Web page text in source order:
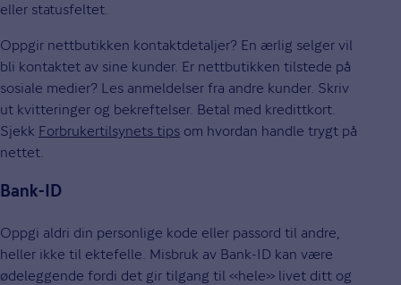
eller statusfeltet.
Oppgir nettbutikken kontaktdetaljer? En ærlig selger vil
bli kontaktet av sine kunder. Er nettbutikken tilstede på
sosiale medier? Les anmeldelser fra andre kunder. Skriv
ut kvitteringer og bekreftelser. Betal med kredittkort.
Sjekk Forbrukertilsynets tips om hvordan handle trygt på
nettet.
Bank-ID
Oppgi aldri din personlige kode eller passord til andre,
heller ikke til ektefelle. Misbruk av Bank-ID kan være
ødeleggende fordi det gir tilgang til «hele» livet ditt og